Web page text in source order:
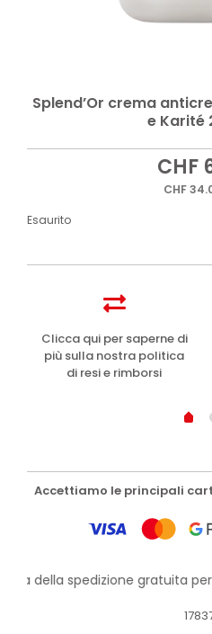
Splend’Or crema
e Karité
CHF
CHF
Esaurito
Clicca qui per saperne di
più sulla nostra politica
di resi e rimborsi
Accettiamo le principali
della spedizione gratuita per